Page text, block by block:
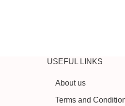
USEFUL LINKS
About us
Terms and